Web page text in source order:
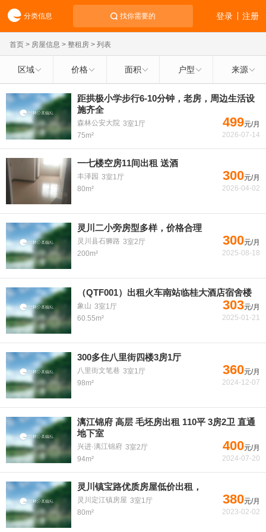
分类信息 找你需要的 注册
登录
首页 > 房屋信息 > 整租房 > 列表
区域 价格 面积 户型 来源
距拱极小学步行6-10分钟，老房，周边生活设
施齐全
森林公安大院 3室1厅
75m²
499元/月
2026-07-14
一七楼空房11间出租 送酒
丰泽园 3室1厅
80m²
300元/月
2026-04-02
灵川二小旁房型多样，价格合理
灵川县石狮路 3室2厅
200m²
300元/月
2025-08-18
（QTF001）出租火车南站临桂大酒店宿舍楼
象山 3室1厅
60.55m²
303元/月
2025-01-21
300多住八里街四楼3房1厅
八里街文笔巷 3室1厅
98m²
360元/月
2024-12-07
漓江锦府 高层 毛坯房出租 110平 3房2卫 直通
地下室
兴进·漓江锦府 3室2厅
94m²
400元/月
2024-07-20
灵川镇宝路优质房屋低价出租，
灵川定江镇房屋 3室1厅
80m²
380元/月
2023-02-02